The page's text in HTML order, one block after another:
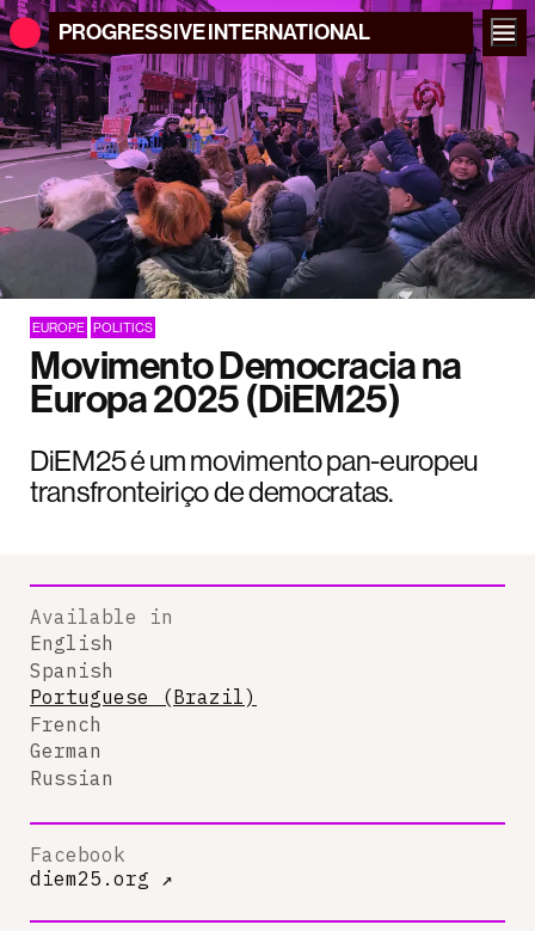
PROGRESSIVEINTERNATIONAL
EUROPE POLITICS
Movimento Democracia na
Europa 2025 (DiEM25)
DiEM25 é um movimento pan-europeu
transfronteiriço de democratas.
Available in
English
Spanish
Portuguese (Brazil)
French
German
Russian
Facebook
diem25.org ↗